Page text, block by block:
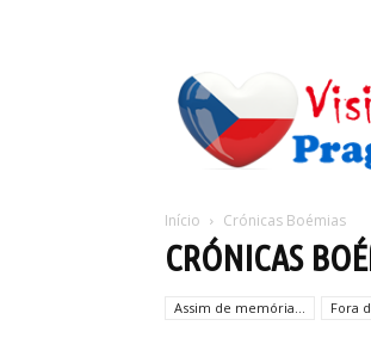
Visitar
Praga
Início Crónicas Boémias
CRÓNICAS
Assim de memória... Fora